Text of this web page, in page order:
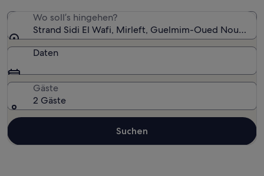
Wo soll’s hingehen?
Strand Sidi El Wafi, Mirleft, Guelmim-Oued Noun,
Daten
Gäste
2 Gäste
Suchen